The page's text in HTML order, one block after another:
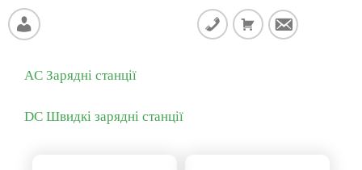
AC Зарядні станції
DC Швидкі зарядні станції